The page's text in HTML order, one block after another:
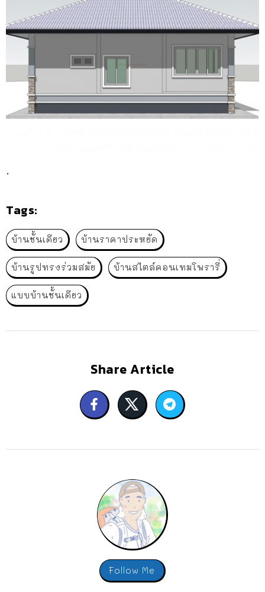
.
Tags:
บ้านชั้นเดียว บ้านราคาประหยัด
บ้านรูปทรงร่วมสมัย บ้านสไตล์คอนเทมโพรารี่
แบบบ้านชั้นเดียว
Share Article
Follow Me